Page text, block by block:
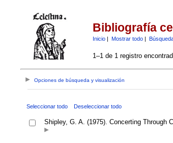
Bibliografía
Inicio| Mostrar todo|
1–1 de 1 registro
Opciones de búsqueda y visualización
Seleccionar todo Deseleccionar todo
Shipley, G. A. (1975). Concerting Through